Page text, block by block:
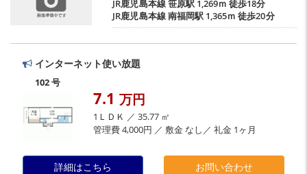
JR鹿児島本線笹原駅1,269ｍ 徒歩18分
JR鹿児島本線南福岡駅1,365ｍ 徒歩20分
インターネット使い放題
102 号
7.1 万円
1ＬＤＫ ／ 35.77 ㎡
管理費 4,000円 ／ 敷金 なし／ 礼金 1ヶ月
詳細はこちら お問い合わせ